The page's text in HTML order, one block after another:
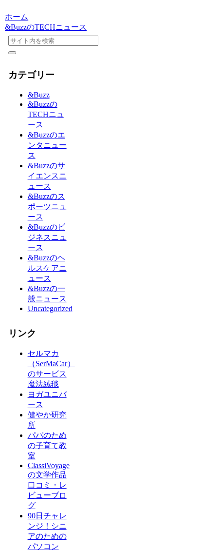
ホーム
&BuzzのTECHニュース
カテゴリー
&Buzz
&Buzzの
TECHニュ
ース
&Buzzのエ
ンタニュー
ス
&Buzzのサ
イエンスニ
ュース
&Buzzのス
ポーツニュ
ース
&Buzzのビ
ジネスニュ
ース
&Buzzのヘ
ルスケアニ
ュース
&Buzzの一
般ニュース
Uncategorized
リンク
セルマカ
（SerMaCar）
のサービス
魔法絨毯
ヨガユニバ
ース
健やか研究
所
パパのため
の子育て教
室
ClassiVoyage
の文学作品
口コミ・レ
ビューブロ
グ
90日チャレ
ンジ！シニ
アのための
パソコン